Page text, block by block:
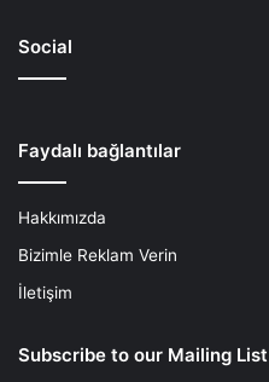
Social
Faydalı bağlantılar
Hakkımızda
Bizimle Reklam Verin
İletişim
Subscribe to our Mailing List